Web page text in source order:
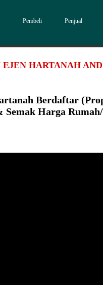
Pembeli Penjual
HARTANAH
Berdaftar
Harga